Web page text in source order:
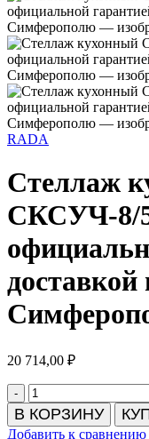
RADA
Стеллаж
СКСУЧ-8/
20 714,00 ₽
Количество
товара
Стеллаж
В КОРЗИНУ
Добавить к сравнению